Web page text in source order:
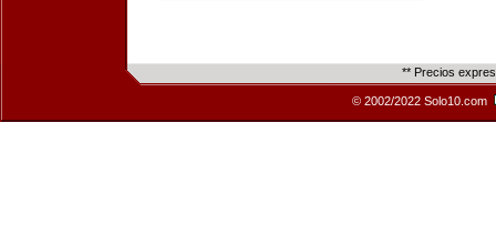
** Precios
© 2002/2022 Solo10.com